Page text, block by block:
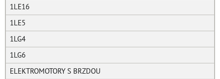
1LE16
1LE5
1LG4
1LG6
ELEKTROMOTORY S BRZDOU